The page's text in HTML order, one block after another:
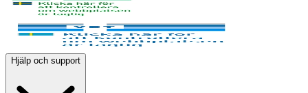
Hjälp och support